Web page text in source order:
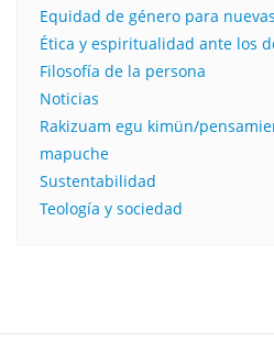
Equidad de género para
Ética y espiritualidad ante los
Filosofía de la persona​
Noticias
Rakizuam egu kimün/
mapuche
Sustentabilidad
Teología y sociedad